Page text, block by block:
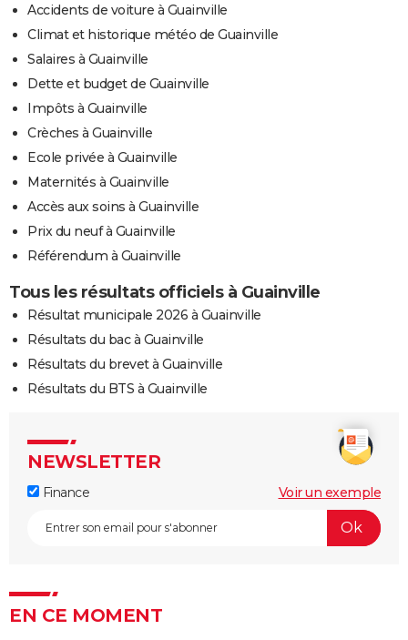
Accidents de voiture à Guainville
Climat et historique météo de Guainville
Salaires à Guainville
Dette et budget de Guainville
Impôts à Guainville
Crèches à Guainville
Ecole privée à Guainville
Maternités à Guainville
Accès aux soins à Guainville
Prix du neuf à Guainville
Référendum à Guainville
Tous les résultats officiels à Guainville
Résultat municipale 2026 à Guainville
Résultats du bac à Guainville
Résultats du brevet à Guainville
Résultats du BTS à Guainville
NEWSLETTER
Finance Voir un exemple
EN CE MOMENT